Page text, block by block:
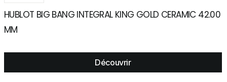
HUBLOT BIG BANG INTEGRAL KING GOLD CERAMIC 42.00
MM
Découvrir